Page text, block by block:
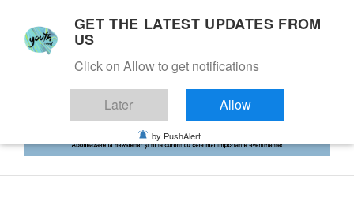
GET THE LATEST UPDATES FROM
US
Click on Allow to get notifications
Later Allow
by PushAlert